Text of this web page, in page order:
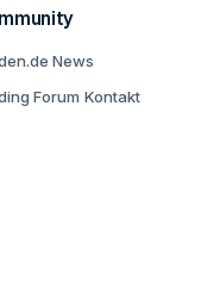
News
Forum Kontakt